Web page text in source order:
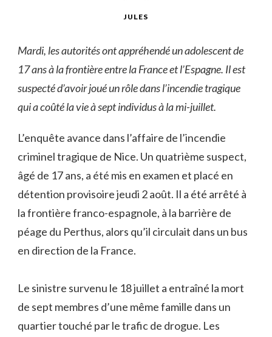
JULES
Mardi, les autorités ont appréhendé un adolescent de
17 ans à la frontière entre la France et l’Espagne. Il est
suspecté d’avoir joué un rôle dans l’incendie tragique
qui a coûté la vie à sept individus à la mi-juillet.
L’enquête avance dans l’affaire de l’incendie
criminel tragique de Nice. Un quatrième suspect,
âgé de 17 ans, a été mis en examen et placé en
détention provisoire jeudi 2 août. Il a été arrêté à
la frontière franco-espagnole, à la barrière de
péage du Perthus, alors qu’il circulait dans un bus
en direction de la France.
Le sinistre survenu le 18 juillet a entraîné la mort
de sept membres d’une même famille dans un
quartier touché par le trafic de drogue. Les